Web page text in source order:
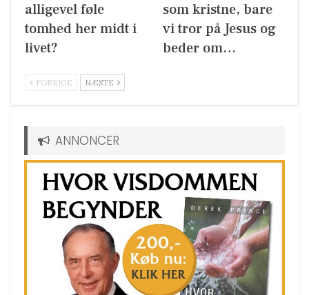
alligevel føle
tomhed her midt i
livet?
som kristne, bare
vi tror på Jesus og
beder om…
FORRIGE NÆSTE
ANNONCER